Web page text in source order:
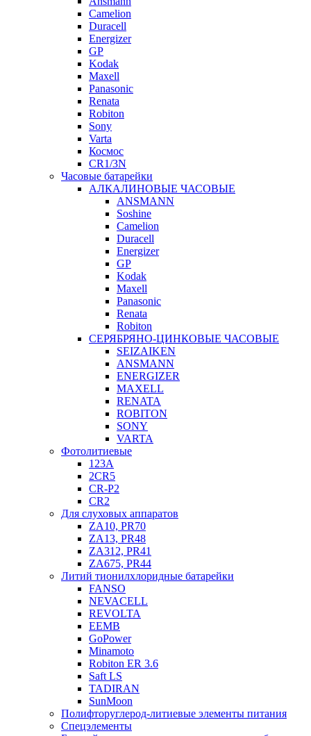
Camelion
Duracell
Energizer
GP
Kodak
Maxell
Panasonic
Renata
Robiton
Sony
Varta
Космос
CR1/3N
Часовые батарейки
АЛКАЛИНОВЫЕ ЧАСОВЫЕ
ANSMANN
Soshine
Camelion
Duracell
Energizer
GP
Kodak
Maxell
Panasonic
Renata
Robiton
СЕРЯБРЯНО-ЦИНКОВЫЕ ЧАСОВЫЕ
SEIZAIKEN
ANSMANN
ENERGIZER
MAXELL
RENATA
ROBITON
SONY
VARTA
Фотолитиевые
123A
2CR5
CR-P2
CR2
Для слуховых аппаратов
ZA10, PR70
ZA13, PR48
ZA312, PR41
ZA675, PR44
Литий тионилхлоридные батарейки
FANSO
NEVACELL
REVOLTA
EEMB
GoPower
Minamoto
Robiton ER 3.6
Saft LS
TADIRAN
SunMoon
Полифторуглерод-литиевые элементы питания
Спецэлементы